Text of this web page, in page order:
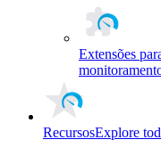
Extensões
RecursosExplore